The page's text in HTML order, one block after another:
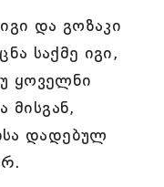
და გოზაკი
საქმე იგი,
ყოველნი
მისგან,
დადებულ